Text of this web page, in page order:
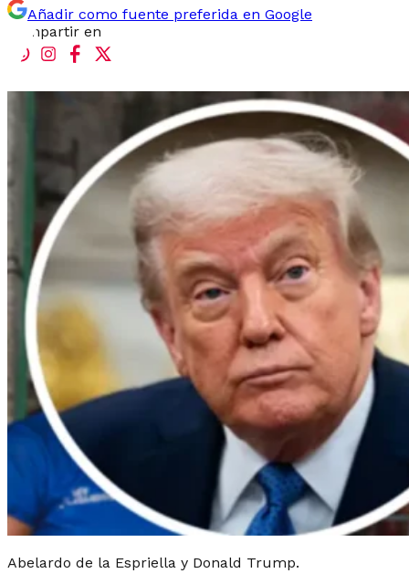
Añadir como fuente preferida en Google
Compartir en
Abelardo de la Espriella y Donald Trump.